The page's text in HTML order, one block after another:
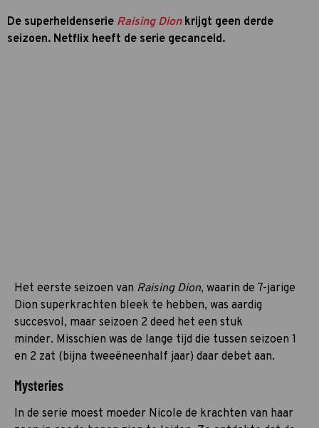
De superheldenserie Raising Dionkrijgt geen derde
seizoen. Netflix heeft de serie gecanceld.
Het eerste seizoen van Raising Dion, waarin de 7-jarige
Dion superkrachten bleek te hebben, was aardig
succesvol, maar seizoen 2 deed het een stuk
minder. Misschien was de lange tijd die tussen seizoen 1
en 2 zat (bijna tweeëneenhalf jaar) daar debet aan.
Mysteries
In de serie moest moeder Nicole de krachten van haar